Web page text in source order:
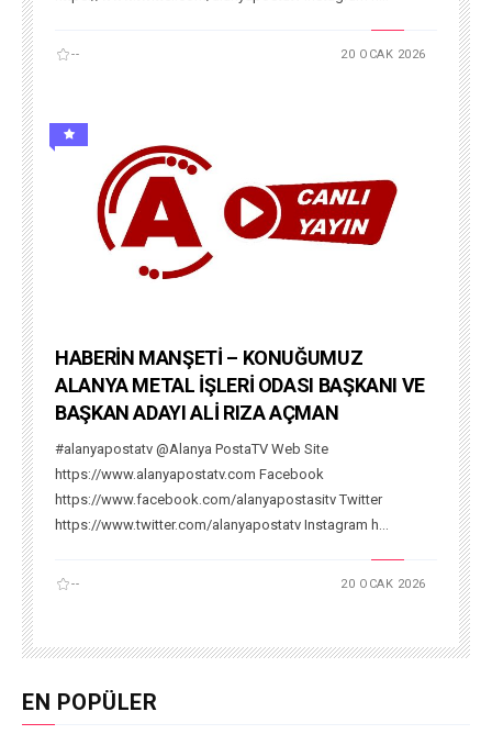
-- 20 OCAK 2026
HABERİN MANŞETİ – KONUĞUMUZ
ALANYA METAL İŞLERİ ODASI BAŞKANI VE
BAŞKAN ADAYI ALİ RIZA AÇMAN
#alanyapostatv @Alanya PostaTV Web Site
https://www.alanyapostatv.com Facebook
https://www.facebook.com/alanyapostasitv Twitter
https://www.twitter.com/alanyapostatv Instagram h...
-- 20 OCAK 2026
EN POPÜLER